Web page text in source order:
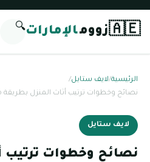
🇦🇪زوومالإمارات🔍
الرئيسية/لايف ستايل/
نصائح وخطوات ترتيب أثاث المنزل
لايف ستايل
نصائح وخطوات ترتيب